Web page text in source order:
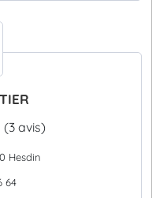
(3 avis)
Hesdin
64